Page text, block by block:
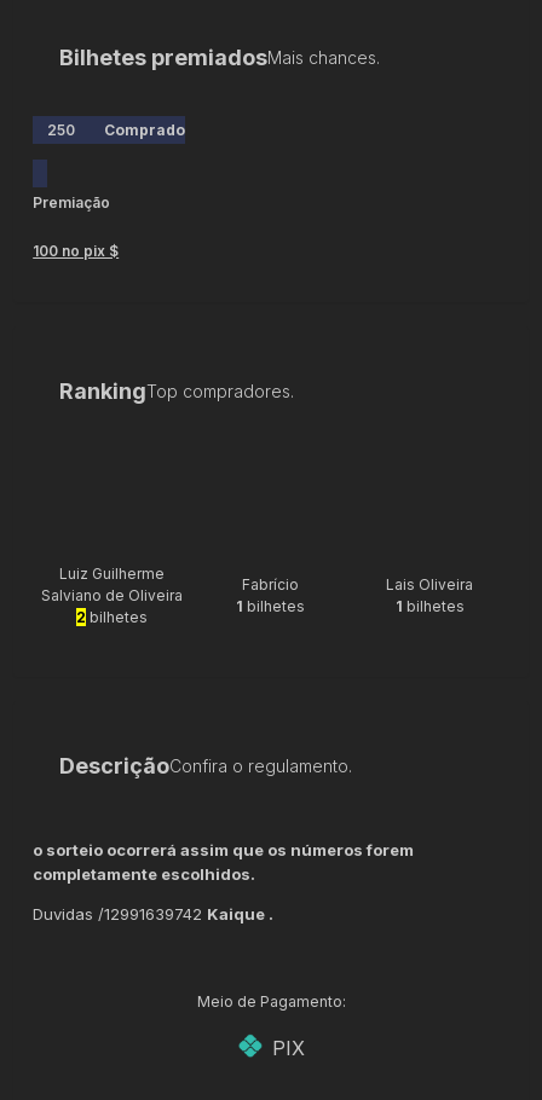
Bilhetes premiadosMais chances.
250 Comprado
Premiação
100 no pix $
RankingTop compradores.
Luiz Guilherme
Salviano de Oliveira
2 bilhetes
Fabrício
1 bilhetes
Lais Oliveira
1 bilhetes
DescriçãoConfira o regulamento.
o sorteio ocorrerá assim que os números forem
completamente escolhidos.
Duvidas /12991639742 Kaique .
Meio de Pagamento:
PIX